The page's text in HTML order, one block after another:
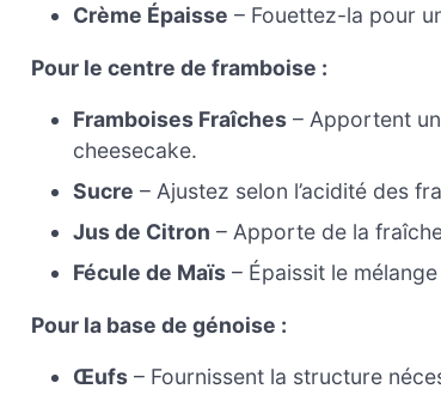
Crème Épaisse – Fouettez-la pour
Pour le centre de framboise :
Framboises Fraîches – Apportent
cheesecake.
Sucre – Ajustez selon l’acidité des
Jus de Citron – Apporte de la
Fécule de Maïs – Épaissit le
Pour la base de génoise :
Œufs – Fournissent la structure